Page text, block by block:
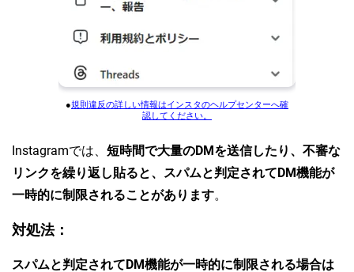
●規則違反の詳しい情報はインスタのヘルプセンターへ確
認してください。
Instagramでは、 短時間で大量のDMを送信したり、不審な
リンクを繰り返し貼ると、スパムと判定されてDM機能が
一時的に制限されることがあります。
対処法：
スパムと判定されてDM機能が一時的に制限される場合は